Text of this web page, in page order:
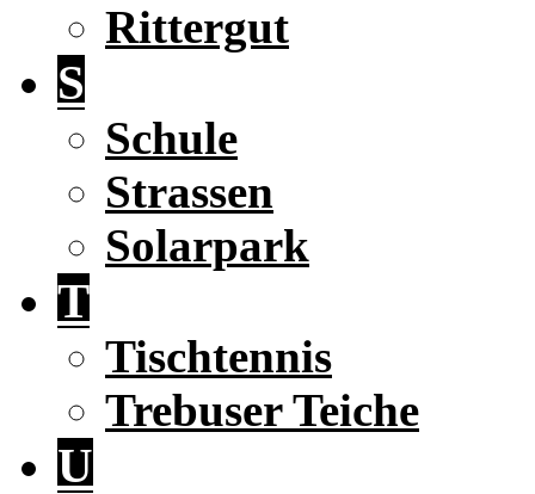
Rittergut
S
Schule
Strassen
Solarpark
T
Tischtennis
Trebuser Teiche
U